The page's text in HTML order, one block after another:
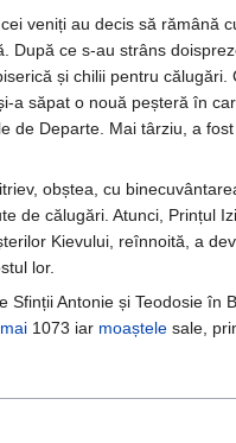
veniți au decis să rămână
După ce s-au strâns
și chilii pentru călugări.
a săpat o nouă peșteră în
de Departe. Mai târziu, a
obștea, cu
de călugări. Atunci, Prințul
Kievului, reînnoită, a
lor.
Antonie și Teodosie în
1073 iar moaștele sale,